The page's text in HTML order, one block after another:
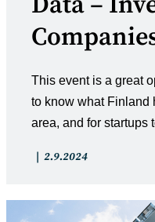
This event is a great
to know what Finland
area, and for startups
Artikkelin
Artikkeli
2.9.2024